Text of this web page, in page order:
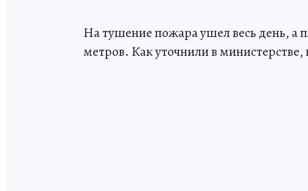
На тушение пожара ушел весь день, а
метров. Как уточнили в